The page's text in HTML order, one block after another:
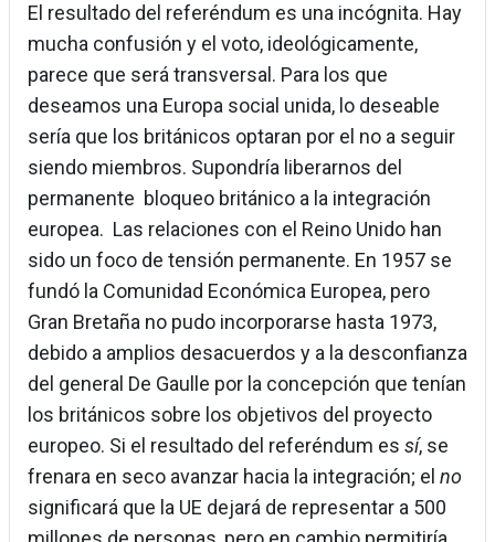
El resultado del referéndum es una incógnita. Hay
mucha confusión y el voto, ideológicamente,
parece que será transversal. Para los que
deseamos una Europa social unida, lo deseable
sería que los británicos optaran por el no a seguir
siendo miembros. Supondría liberarnos del
permanente bloqueo británico a la integración
europea. Las relaciones con el Reino Unido han
sido un foco de tensión permanente. En 1957 se
fundó la Comunidad Económica Europea, pero
Gran Bretaña no pudo incorporarse hasta 1973,
debido a amplios desacuerdos y a la desconfianza
del general De Gaulle por la concepción que tenían
los británicos sobre los objetivos del proyecto
europeo. Si el resultado del referéndum es sí, se
frenara en seco avanzar hacia la integración; el no
significará que la UE dejará de representar a 500